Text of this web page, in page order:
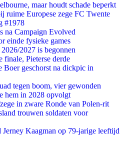
maar houdt schade beperkt
ruime Europese zege FC Twente
#1978
na Campaign Evolved
einde fysieke games
2027 is begonnen
finale, Pieterse derde
Boer geschorst na dickpic in
tegen boom, vier gewonden
hem in 2028 opvolgt
in zware Ronde van Polen-rit
trouwen soldaten voor
Kaagman op 79-jarige leeftijd